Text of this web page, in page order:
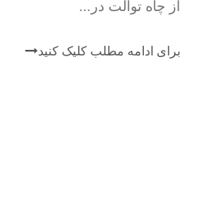
از چاه توالت در...
برای ادامه مطلب کلیک کنید